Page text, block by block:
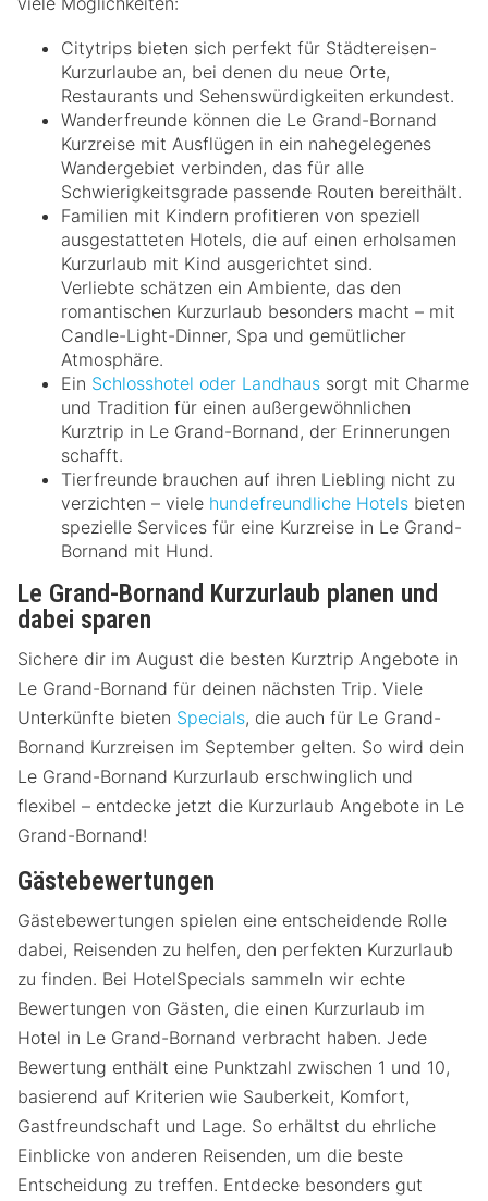
Citytrips bieten sich perfekt für Städtereisen-
Kurzurlaube an, bei denen du neue Orte,
Restaurants und Sehenswürdigkeiten erkundest.
Wanderfreunde können die Le Grand-Bornand
Kurzreise mit Ausflügen in ein nahegelegenes
Wandergebiet verbinden, das für alle
Schwierigkeitsgrade passende Routen bereithält.
Familien mit Kindern profitieren von speziell
ausgestatteten Hotels, die auf einen erholsamen
Kurzurlaub mit Kind ausgerichtet sind.
Verliebte schätzen ein Ambiente, das den
romantischen Kurzurlaub besonders macht – mit
Candle-Light-Dinner, Spa und gemütlicher
Atmosphäre.
Ein Schlosshotel oder Landhaus sorgt mit Charme
und Tradition für einen außergewöhnlichen
Kurztrip in Le Grand-Bornand, der Erinnerungen
schafft.
Tierfreunde brauchen auf ihren Liebling nicht zu
verzichten – viele hundefreundliche Hotels bieten
spezielle Services für eine Kurzreise in Le Grand-
Bornand mit Hund.
Le Grand-Bornand Kurzurlaub planen und
dabei sparen
Sichere dir im August die besten Kurztrip Angebote in
Le Grand-Bornand für deinen nächsten Trip. Viele
Unterkünfte bieten Specials, die auch für Le Grand-
Bornand Kurzreisen im September gelten. So wird dein
Le Grand-Bornand Kurzurlaub erschwinglich und
flexibel – entdecke jetzt die Kurzurlaub Angebote in Le
Grand-Bornand!
Gästebewertungen
Gästebewertungen spielen eine entscheidende Rolle
dabei, Reisenden zu helfen, den perfekten Kurzurlaub
zu finden. Bei HotelSpecials sammeln wir echte
Bewertungen von Gästen, die einen Kurzurlaub im
Hotel in Le Grand-Bornand verbracht haben. Jede
Bewertung enthält eine Punktzahl zwischen 1 und 10,
basierend auf Kriterien wie Sauberkeit, Komfort,
Gastfreundschaft und Lage. So erhältst du ehrliche
Einblicke von anderen Reisenden, um die beste
Entscheidung zu treffen. Entdecke besonders gut